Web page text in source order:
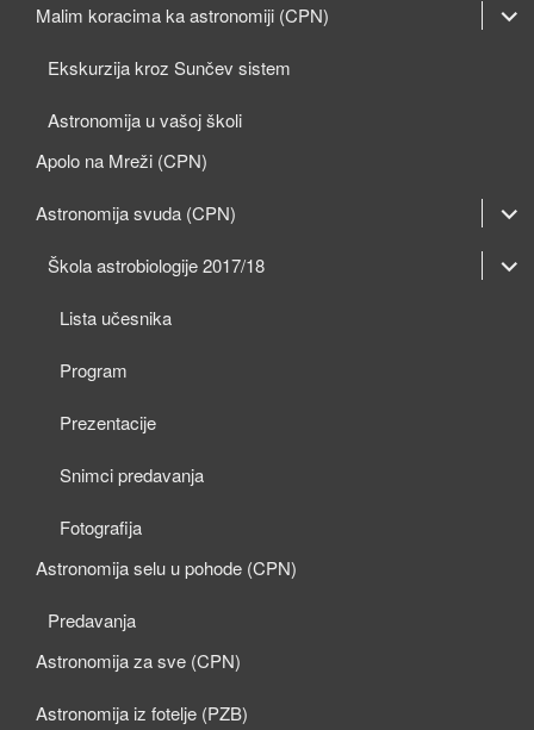
Malim koracima ka astronomiji (CPN)
Ekskurzija kroz Sunčev sistem
Astronomija u vašoj školi
Apolo na Mreži (CPN)
Astronomija svuda (CPN)
menu
Škola astrobiologije 2017/18
Lista učesnika
Program
Prezentacije
Snimci predavanja
Fotografija
Astronomija selu u pohode (CPN)
Predavanja
Astronomija za sve (CPN)
Astronomija iz fotelje (PZB)